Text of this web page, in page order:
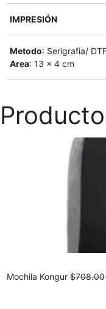
IMPRESIÓN
Metodo: Serigrafia/
Area: 13 x 4 cm
Mochila Kongur$708.00